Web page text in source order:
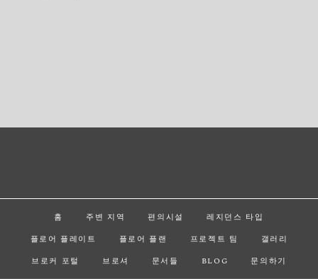
홈 주변 지역 편의시설
레지던스 타입
플로어 플레이트
플로어 플랜 프로젝트 팀
갤러리
브로커 포털
브로셔 문서들 BLOG 문의하기